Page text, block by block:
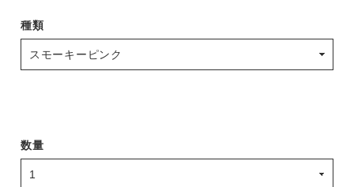
種類
数量